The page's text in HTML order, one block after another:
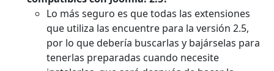
Lo más seguro es que todas las extensiones
que utiliza las encuentre para la versión 2.5,
por lo que debería buscarlas y bajárselas para
tenerlas preparadas cuando necesite